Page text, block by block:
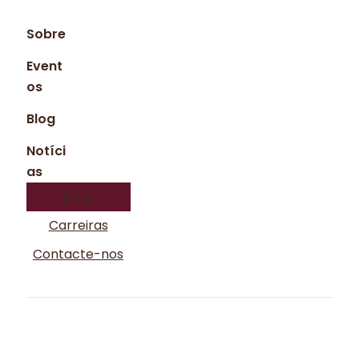
Sobre
Event
os
Blog
Notíci
as
Doar
Carreiras
Contacte-nos